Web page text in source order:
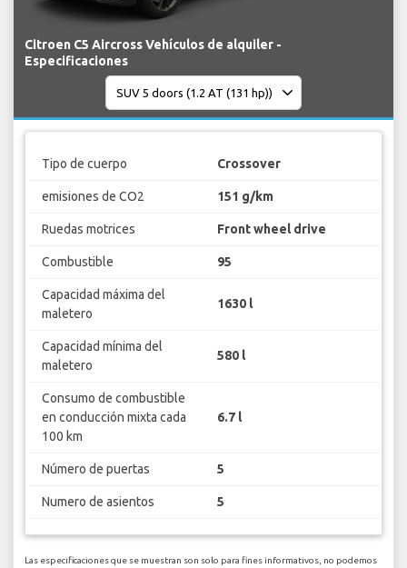
Citroen C5 Aircross Vehículos de alquiler -
Especificaciones
Tipo de cuerpo Crossover
emisiones de CO2 151 g/km
Ruedas motrices Front wheel drive
Combustible 95
Capacidad máxima del
maletero
1630 l
Capacidad mínima del
maletero
580 l
Consumo de combustible
en conducción mixta cada
100 km
6.7 l
Número de puertas 5
Numero de asientos 5
Las especificaciones que se muestran son solo para fines informativos, no podemos